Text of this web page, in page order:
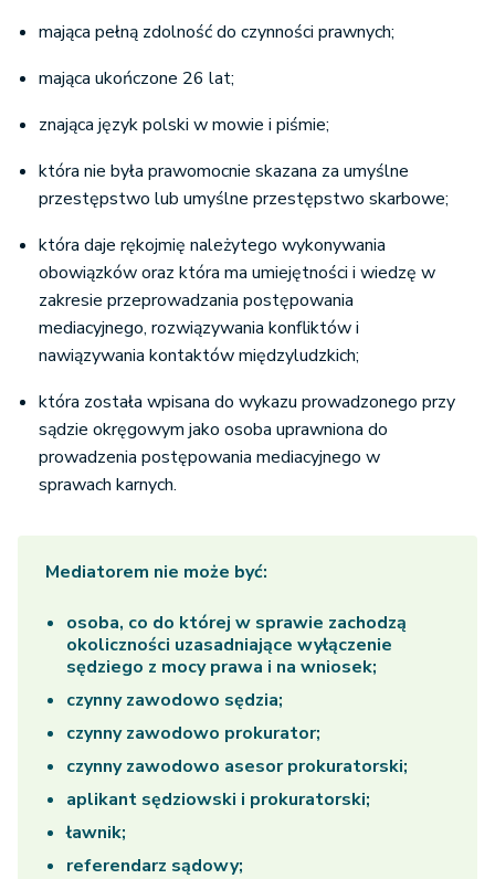
mająca pełną zdolność do czynności prawnych;
mająca ukończone 26 lat;
znająca język polski w mowie i piśmie;
która nie była prawomocnie skazana za umyślne
przestępstwo lub umyślne przestępstwo skarbowe;
która daje rękojmię należytego wykonywania
obowiązków oraz która ma umiejętności i wiedzę w
zakresie przeprowadzania postępowania
mediacyjnego, rozwiązywania konfliktów i
nawiązywania kontaktów międzyludzkich;
która została wpisana do wykazu prowadzonego przy
sądzie okręgowym jako osoba uprawniona do
prowadzenia postępowania mediacyjnego w
sprawach karnych.
Mediatorem nie może być:
osoba, co do której w sprawie zachodzą
okoliczności uzasadniające wyłączenie
sędziego z mocy prawa i na wniosek;
czynny zawodowo sędzia;
czynny zawodowo prokurator;
czynny zawodowo asesor prokuratorski;
aplikant sędziowski i prokuratorski;
ławnik;
referendarz sądowy;